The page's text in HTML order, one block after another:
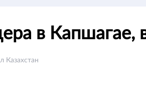
в Капшагае,
Казахстан